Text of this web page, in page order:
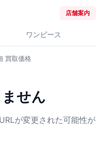
店舗案内
ワンピース
買取価格
せん
が変更された可能性が